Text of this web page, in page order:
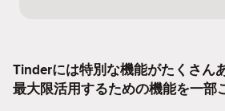
Tinderには特別な機能がたくさん
最大限活用するための機能を一部